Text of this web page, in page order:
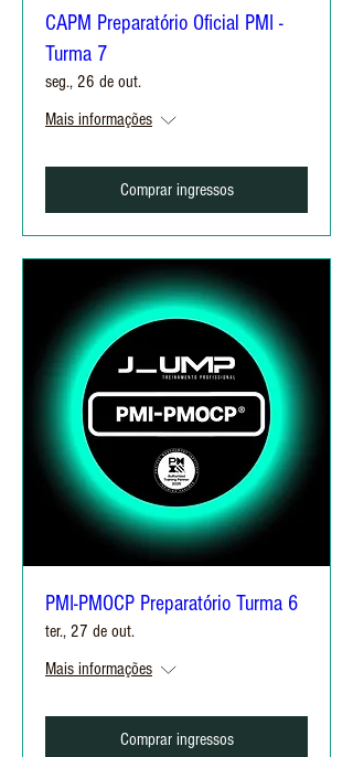
CAPM Preparatório Oficial PMI -
Turma 7
seg., 26 de out.
Mais informações
Comprar ingressos
PMI-PMOCP Preparatório Turma 6
ter., 27 de out.
Mais informações
Comprar ingressos